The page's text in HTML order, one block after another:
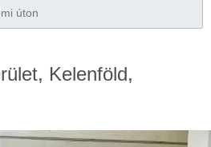
úton
Kelenföld,